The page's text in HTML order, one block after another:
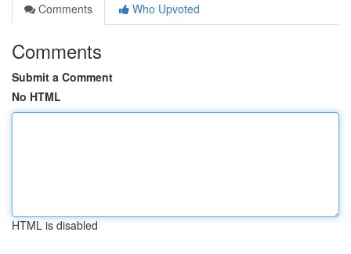
Comments
Who Upvoted
Comments
Submit a Comment
No HTML
HTML is disabled